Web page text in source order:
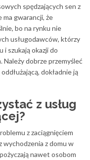
spędzających sen z
gwarancji, że
bo na rynku nie
usługodawców, którzy
i szukają okazji do
Należy dobrze przemyśleć
dokładnie ją
z usług
z zaciągnięciem
wychodzenia z domu w
nawet osobom